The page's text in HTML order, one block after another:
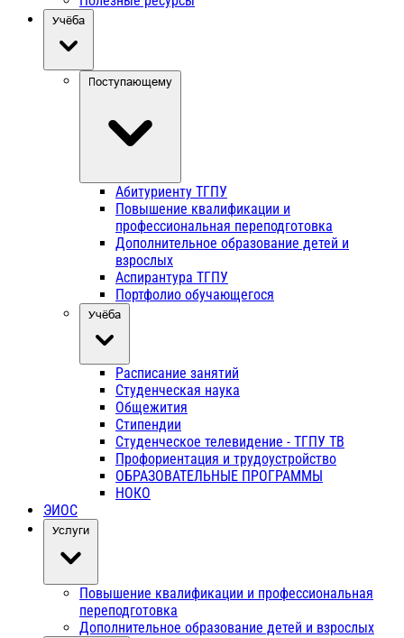
Учёба
Поступающему
Абитуриенту ТГПУ
Повышение квалификации и
профессиональная переподготовка
Дополнительное образование детей и
взрослых
Аспирантура ТГПУ
Портфолио обучающегося
Учёба
Расписание занятий
Студенческая наука
Общежития
Стипендии
Студенческое телевидение - ТГПУ ТВ
Профориентация и трудоустройство
ОБРАЗОВАТЕЛЬНЫЕ ПРОГРАММЫ
НОКО
ЭИОС
Услуги
Повышение квалификации и профессиональная
переподготовка
Дополнительное образование детей и взрослых